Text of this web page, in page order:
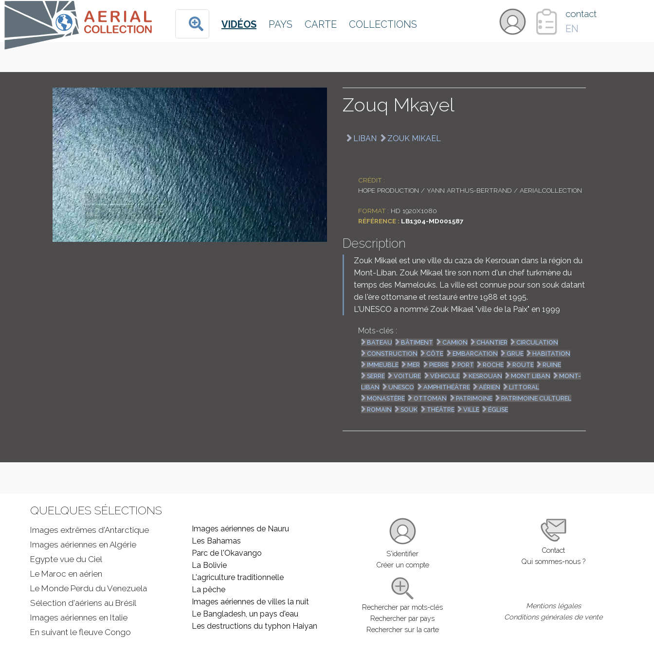
VIDÉOS PAYS CARTE COLLECTIONS
contact
EN
Zouq Mkayel
LIBAN ZOUK MIKAEL
CRÉDIT :
HOPE PRODUCTION / YANN ARTHUS-BERTRAND / AERIALCOLLECTION
FORMAT : HD 1920X1080
RÉFÉRENCE : LB1304-MD001587
Description
Zouk Mikael est une ville du caza de Kesrouan dans la région du
Mont-Liban. Zouk Mikael tire son nom d'un chef turkmène du
temps des Mamelouks. La ville est connue pour son souk datant
de l'ère ottomane et restauré entre 1988 et 1995.
L'UNESCO a nommé Zouk Mikael "ville de la Paix" en 1999
Mots-clés :
BATEAU BÂTIMENT CAMION CHANTIER
CIRCULATION
CONSTRUCTION
CÔTE EMBARCATION GRUE
HABITATION
IMMEUBLE
MER PIERRE PORT ROCHE ROUTE
RUINE
SERRE
VOITURE VÉHICULE KESROUAN MONT LIBAN
MONT-
LIBAN
UNESCO AMPHITHÉÂTRE AÉRIEN
LITTORAL
MONASTÈRE
OTTOMAN PATRIMOINE
PATRIMOINE CULTUREL
ROMAIN
SOUK THÉÂTRE VILLE ÉGLISE
QUELQUES SÉLECTIONS
Images extrêmes d'Antarctique
Images aériennes en Algérie
Egypte vue du Ciel
Le Maroc en aérien
Le Monde Perdu du Venezuela
Sélection d'aériens au Brésil
Images aériennes en Italie
En suivant le fleuve Congo
Images aériennes de Nauru
Les Bahamas
Parc de l'Okavango
La Bolivie
L'agriculture traditionnelle
La pêche
Images aériennes de villes la nuit
Le Bangladesh, un pays d'eau
Les destructions du typhon Haiyan
S'identifier
Créer un compte
Rechercher par mots-clés
Rechercher par pays
Rechercher sur la carte
Contact
Qui sommes-nous ?
Mentions légales
Conditions générales de vente